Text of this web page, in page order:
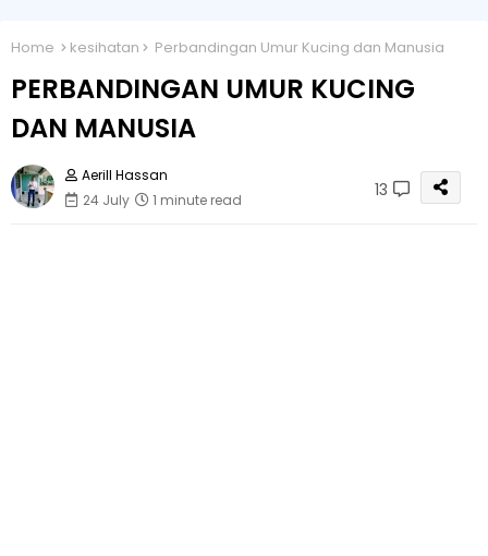
Home kesihatan Perbandingan Umur Kucing dan Manusia
PERBANDINGAN UMUR KUCING
DAN MANUSIA
Aerill Hassan
24 July
1 minute read 13